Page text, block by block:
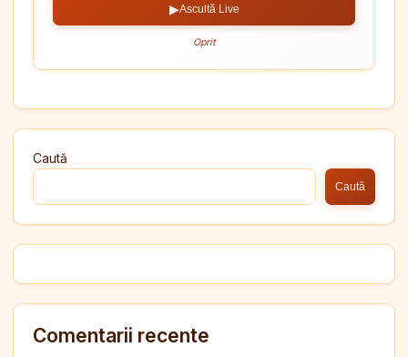
▶Ascultă Live
Oprit
Caută
Caută
Comentarii recente